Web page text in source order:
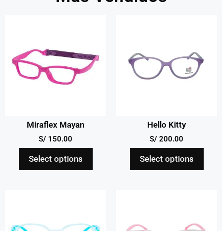
Miraflex Mayan
S/ 150.00
Select options
Hello Kitty
S/ 200.00
Select options